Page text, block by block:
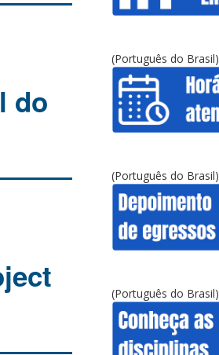
do
(Português do Brasil)
(Português do Brasil)
(Português do Brasil)